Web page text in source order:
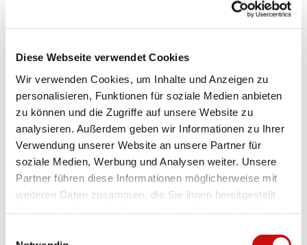
Diese Webseite verwendet Cookies
Wir verwenden Cookies, um Inhalte und Anzeigen zu
personalisieren, Funktionen für soziale Medien anbieten
zu können und die Zugriffe auf unsere Website zu
analysieren. Außerdem geben wir Informationen zu Ihrer
Verwendung unserer Website an unsere Partner für
soziale Medien, Werbung und Analysen weiter. Unsere
Partner führen diese Informationen möglicherweise mit
weiteren Daten zusammen, die Sie ihnen bereitgestellt
et crampons.
Arrivée et stationnement
Vers la destination
En voiture ou car postal jusqu'à Engiloch.
Stationnement
Des places de parking sont disponibles au restaurant Engiloch.
Transports en commun
L'Engiloch est facilement accessible en car postal depuis Brig ou